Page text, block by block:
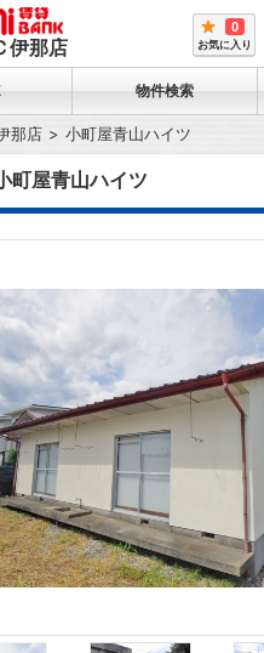
伊那店
0
お気に入り
物件検索
那店 小町屋青山ハイツ
町屋青山ハイツ